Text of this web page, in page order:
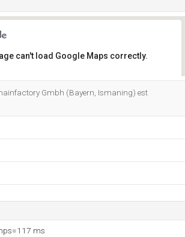
can't load Google Maps correctly.
Gmbh (Bayern, Ismaning) est
ms